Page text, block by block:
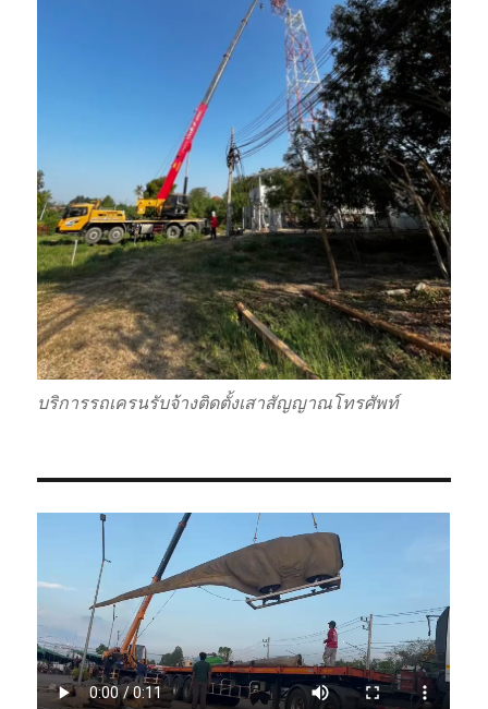
บริการรถเครนรับจ้างติดตั้งเสาสัญญาณโทรศัพท์